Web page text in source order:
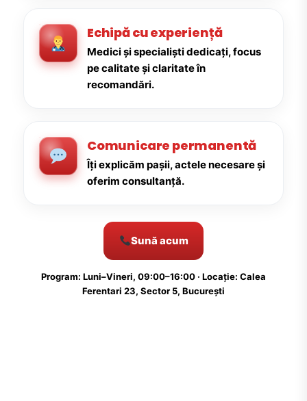
Echipă cu experiență
Medici și specialiști dedicați, focus
pe calitate și claritate în
recomandări.
Comunicare permanentă
Îți explicăm pașii, actele necesare și
oferim consultanță.
Sună acum
Program: Luni–Vineri, 09:00–16:00 · Locație: Calea
Ferentari 23, Sector 5, București